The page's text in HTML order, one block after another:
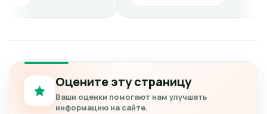
Оцените эту страницу
Ваши оценки помогают нам улучшать
информацию на сайте.